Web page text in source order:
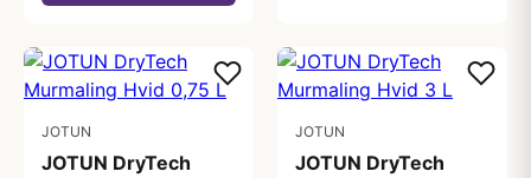
JOTUN
JOTUN DryTech
JOTUN
JOTUN DryTech